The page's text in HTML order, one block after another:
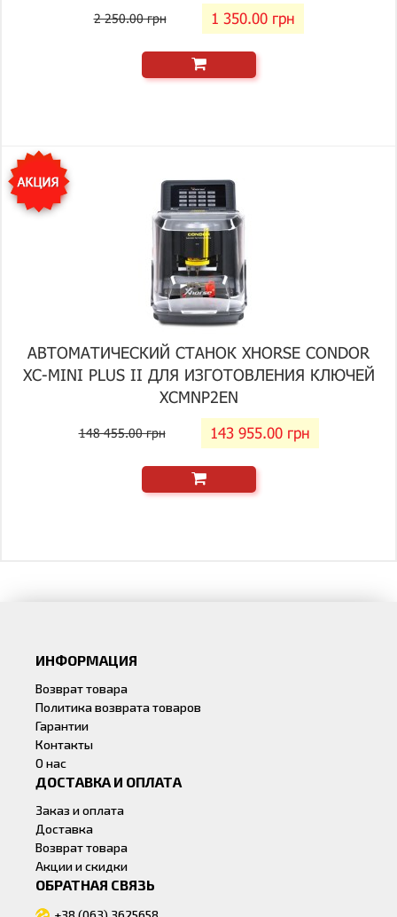
2 250.00 грн 1 350.00 грн
АВТОМАТИЧЕСКИЙ СТАНОК XHORSE CONDOR
XC-MINI PLUS II ДЛЯ ИЗГОТОВЛЕНИЯ КЛЮЧЕЙ
XCMNP2EN
148 455.00 грн 143 955.00 грн
ИНФОРМАЦИЯ
Возврат товара
Политика возврата товаров
Гарантии
Контакты
О нас
ДОСТАВКА И ОПЛАТА
Заказ и оплата
Доставка
Возврат товара
Акции и скидки
ОБРАТНАЯ СВЯЗЬ